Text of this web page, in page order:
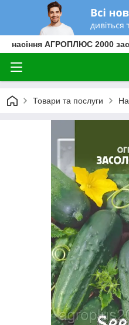
насіння АГРОПЛЮС 2000
Товари та послуги